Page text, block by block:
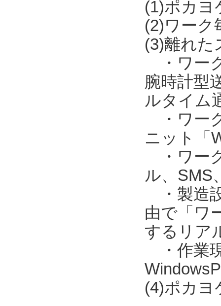
(1)ポカヨ
(2)ワーク
(3)離れた
・ワー
腕時計型
ルタイム
・ワー
ニット「
・ワー
ル、SMS
・製造
由で「ワ
するリア
・作業
(4)ポカヨ